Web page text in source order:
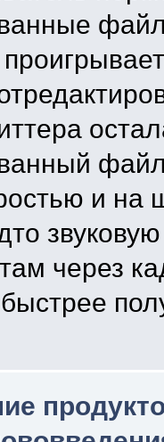
и на
через